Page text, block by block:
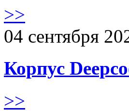
>>
04 сентября
Корпус
>>